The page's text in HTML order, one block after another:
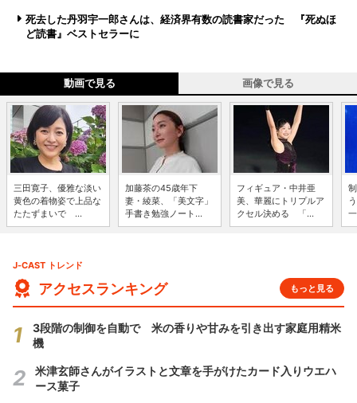
死去した丹羽宇一郎さんは、経済界有数の読書家だった 『死ぬほ
ど読書』ベストセラーに
動画で見る 画像で見る
三田寛子、優雅な淡い
黄色の着物姿で上品な
たたずまいで ...
加藤茶の45歳年下
妻・綾菜、「美文字」
手書き勉強ノート...
フィギュア・中井亜
美、華麗にトリプルア
クセル決める 「...
J-CAST トレンド
アクセスランキング もっと見る
3段階の制御を自動で 米の香りや甘みを引き出す家庭用精米
機
米津玄師さんがイラストと文章を手がけたカード入りウエハ
ース菓子